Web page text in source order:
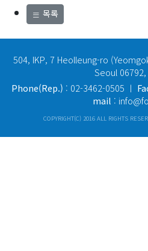
목록
504, IKP, 7 Heolleung-ro
Seoul 06792,
Phone(Rep.) : 02-3462-0505 ㅣ
mail :
COPYRIGHT(C) 2016 ALL RIGHTS